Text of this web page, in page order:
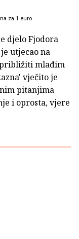
za 1 euro
djelo Fjodora
utjecao na
približiti mlađim
vječito je
pitanjima
i oprosta, vjere